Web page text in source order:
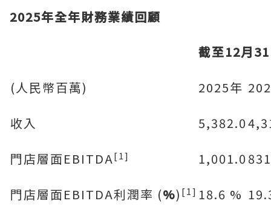
2025年全年財務業績回顧
截至12月31
(人民幣百萬) 2025年
收入 5,382.0
門店層面EBITDA[1] 1,001.0
門店層面EBITDA利潤率 (%) [1] 18.6 %